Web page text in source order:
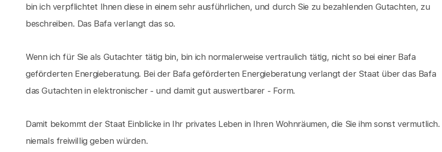
bin ich verpflichtet Ihnen diese in einem sehr ausführlichen, und durch Sie zu bezahlenden Gutachten, zu
beschreiben. Das Bafa verlangt das so.
Wenn ich für Sie als Gutachter tätig bin, bin ich normalerweise vertraulich tätig, nicht so bei einer Bafa
geförderten Energieberatung. Bei der Bafa geförderten Energieberatung verlangt der Staat über das Bafa
das Gutachten in elektronischer - und damit gut auswertbarer - Form.
Damit bekommt der Staat Einblicke in Ihr privates Leben in Ihren Wohnräumen, die Sie ihm sonst vermutlich.
niemals freiwillig geben würden.